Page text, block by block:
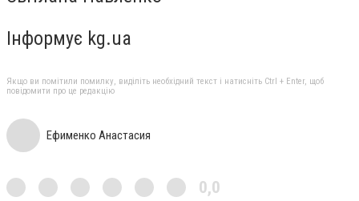
Інформує kg.ua
Якщо ви помітили помилку, виділіть необхідний текст і натисніть Ctrl + Enter, щоб
повідомити про це редакцію
Ефименко Анастасия
0,0